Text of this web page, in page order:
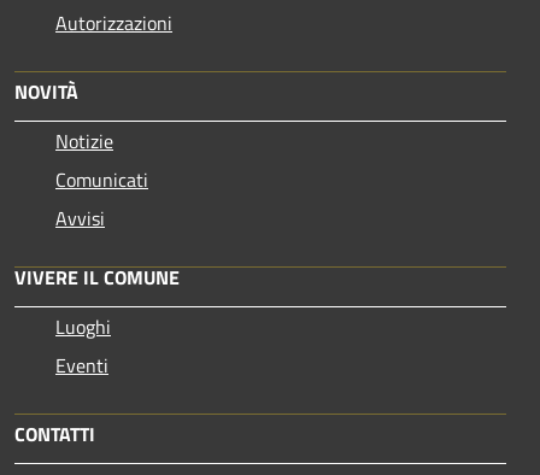
Autorizzazioni
NOVITÀ
Notizie
Comunicati
Avvisi
VIVERE IL COMUNE
Luoghi
Eventi
CONTATTI